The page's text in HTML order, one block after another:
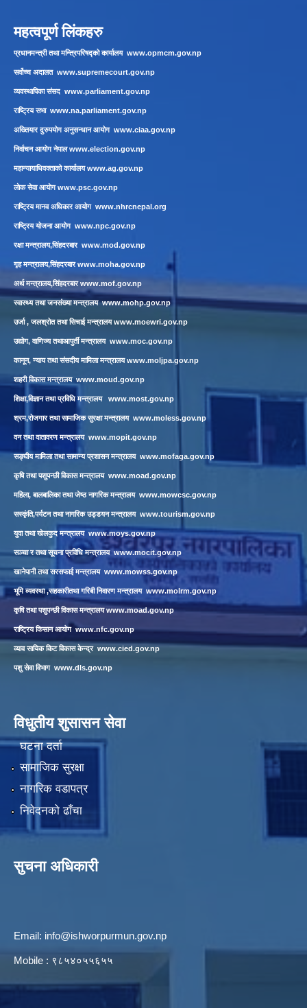
महत्वपूर्ण लिंकहरु
प्रधानमन्त्री तथा मन्त्रिपरिषद्को कार्यालय www.opmcm.gov.np
सर्वोच्च अदालत www.supremecourt.gov.np
व्यवस्थापिका संसद www.parliament.gov.np
राष्ट्रिय सभा www.na.parliament.gov.np
अख्तियार दुरुपयोग अनुसन्धान आयोग www.ciaa.gov.np
निर्वाचन आयोग नेपालwww.election.gov.np
महान्यायाधिवक्ताको कार्यालयwww.ag.gov.np
लाेक सेवा आयाेगwww.psc.gov.np
राष्ट्रिय मानव अधिकार आयोग www.nhrcnepal.org
राष्ट्रिय योजना आयोग www.npc.gov.np
रक्षा मन्त्रालय,सिंहदरबार www.mod.gov.np
गृह मन्त्रालय,सिंहदरबारwww.moha.gov.np
अर्थ मन्त्रालय,सिंहदरबारwww.mof.gov.np
स्वास्थ्य तथा जनसंख्या मन्त्रालयwww.mohp.gov.np
उर्जा , जलश्रोत तथा सिचाई मन्त्रालयwww.moewri.gov.np
उद्योग, वाणिज्य तथाआपुर्ती मन्त्रालय www.moc.gov.np
कानून, न्याय तथा संसदीय मामिला मन्त्रालयwww.moljpa.gov.np
शहरी विकास मन्त्रालयwww.moud.gov.np
शिक्षा,विज्ञान तथा प्रविधि मन्त्रालय www.most.gov.np
श्रम,रोजगार तथा सामाजिक सुरक्षा मन्त्रालय www.moless.gov.np
वन तथा वातावरण मन्त्रालय www.mopit.gov.np
सङ्घीय मामिला तथा सामान्य प्रशासन मन्त्रालय www.mofaga.gov.np
कृषि तथा पशुपन्छी विकास मन्त्रालय www.moad.gov.np
महिला, बालबालिका तथा जेष्ठ नागरिक मन्त्रालय www.mowcsc.gov.np
सस्कृंति,पर्यटन तथा नागरिक उड्डयन मन्त्रालय www.tourism.gov.np
युवा तथा खेलकुद मन्त्रालय www.moys.gov.np
सञ्चा र तथा सूचना प्रविधि मन्त्रालय www.mocit.gov.np
खानेपानी तथा सरसफाई मन्त्रालय www.mowss.gov.np
भूमि व्यवस्था ,सहकारीतथा गरिबी निवारण मन्त्रालय www.molrm.gov.np
कृषि तथा पशुपन्छी विकास मन्त्रालयwww.moad.gov.np
राष्ट्रिय किसान आयोग www.nfc.gov.np
व्याव सायिक किट विकास केन्द्र www.cied.gov.np
पशु सेवा विभाग www.dls.gov.np
विधुतीय शुसासन सेवा
घटना दर्ता
सामाजिक सुरक्षा
नागरिक वडापत्र
निवेदनको ढाँचा
सुचना अधिकारी
Email: info@ishworpurmun.gov.np
Mobile : ९८५४०५५६५५